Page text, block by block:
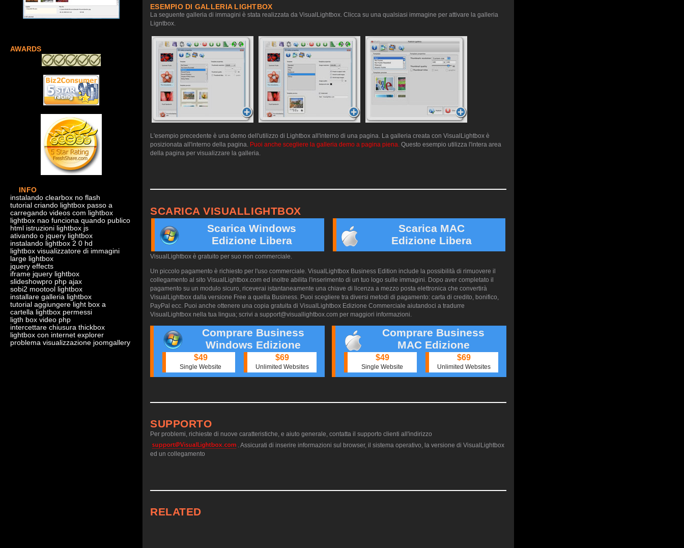
AWARDS
INFO
instalando clearbox no flash
tutorial criando lightbox passo a
carregando videos com lightbox
lightbox nao funciona quando publico
html istruzioni lightbox js
ativando o jquery lightbox
instalando lightbox 2 0 hd
lightbox visualizzatore di immagini
large lightbox
jquery effects
iframe jquery lightbox
slideshowpro php ajax
sobi2 mootool lightbox
installare galleria lightbox
tutorial aggiungere light box a
cartella lightbox permessi
ligth box video php
intercettare chiusura thickbox
lightbox con internet explorer
problema visualizzazione joomgallery
ESEMPIO DI GALLERIA LIGHTBOX
La seguente galleria di immagini è stata realizzata da VisualLightbox. Clicca su una qualsiasi immagine per attivare la galleria
Ligntbox.
L'esempio precedente è una demo dell'utilizzo di Lightbox all'interno di una pagina. La galleria creata con VisualLightbox è
posizionata all'interno della pagina. Puoi anche scegliere la galleria demo a pagina piena. Questo esempio utilizza l'intera area
della pagina per visualizzare la galleria.
SCARICA VISUALLIGHTBOX
Scarica Windows
Edizione Libera
Scarica MAC
Edizione Libera
VisualLightbox è gratuito per suo non commerciale.
Un piccolo pagamento è richiesto per l'uso commerciale. VisualLightbox Business Edition include la possibilità di rimuovere il
collegamento al sito VisualLightbox.com ed inoltre abilita l'inserimento di un tuo logo sulle immagini. Dopo aver completato il
pagamento su un modulo sicuro, riceverai istantaneamente una chiave di licenza a mezzo posta elettronica che convertirà
VisualLightbox dalla versione Free a quella Business. Puoi scegliere tra diversi metodi di pagamento: carta di credito, bonifico,
PayPal ecc. Puoi anche ottenere una copia gratuita di VisualLightbox Edizione Commerciale aiutandoci a tradurre
VisualLightbox nella tua lingua; scrivi a support@visuallightbox.com per maggiori informazioni.
Comprare Business
Windows Edizione
$49
Single Website
$69
Unlimited Websites
Comprare Business
MAC Edizione
$49
Single Website
$69
Unlimited Websites
SUPPORTO
Per problemi, richieste di nuove caratteristiche, e aiuto generale, contatta il supporto clienti all'indirizzo
. Assicurati di inserire informazioni sul browser, il sistema operativo, la versione di VisualLightbox
ed un collegamento
RELATED